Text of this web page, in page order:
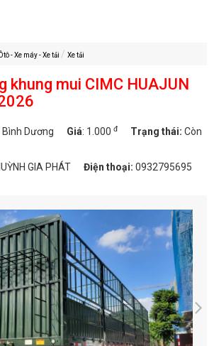
- Xe máy - Xe tải Xe tải
khung mui CIMC HUAJUN
Bình Dương Giá: 1.000 đ Trạng thái: Còn
GIA PHÁT Điện thoại: 0932795695